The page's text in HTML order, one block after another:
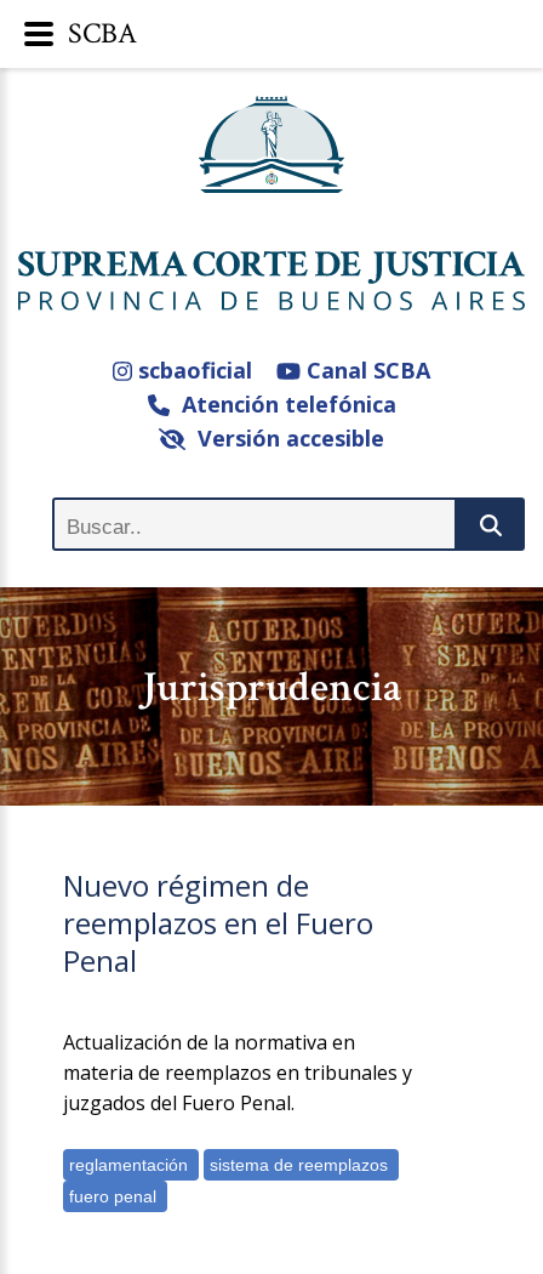
scbaoficial
Canal SCBA
Atención telefónica
Versión accesible
Jurisprudencia
Nuevo régimen de
reemplazos en el Fuero
Penal
Actualización de la normativa en
materia de reemplazos en tribunales y
juzgados del Fuero Penal.
SCBA